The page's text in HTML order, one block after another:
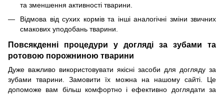
та зменшення активності тварини.
Відмова від сухих кормів та інші аналогічні зміни звичних
смакових уподобань тварини.
Повсякденні процедури у догляді за зубами та
ротовою порожниною тварини
Дуже важливо використовувати якісні засоби для догляду за
зубами тварини. Замовити їх можна на нашому сайті. Це
допоможе вам більш комфортно і ефективно доглядати за